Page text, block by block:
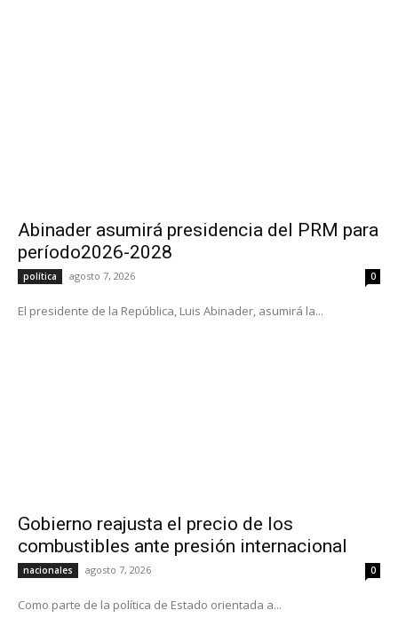
Abinader asumirá presidencia del PRM para
período2026-2028
política agosto 7, 2026 0
El presidente de la República, Luis Abinader, asumirá la...
Gobierno reajusta el precio de los
combustibles ante presión internacional
nacionales agosto 7, 2026 0
Como parte de la política de Estado orientada a...